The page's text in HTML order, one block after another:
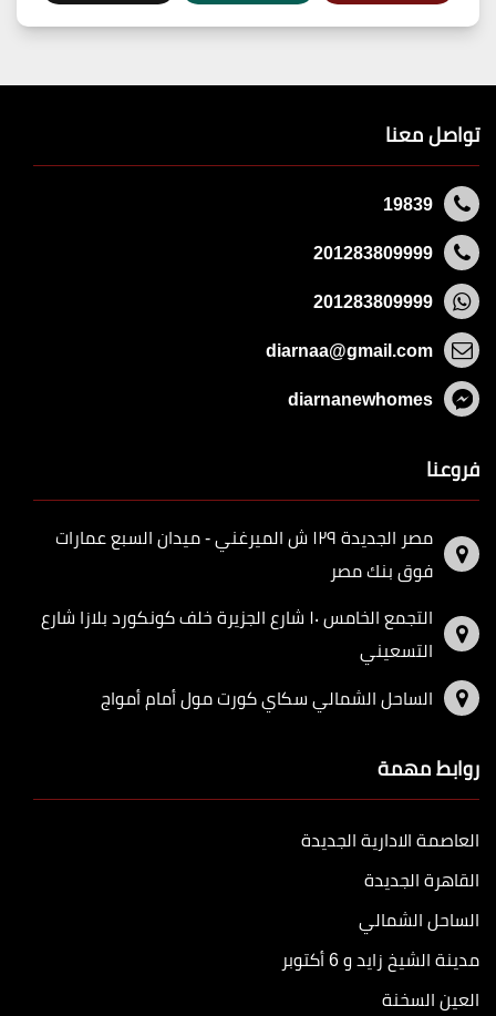
تواصل معنا
19839
201283809999
201283809999
diarnaa@gmail.com
diarnanewhomes
فروعنا
مصر الجديدة ١٢٩ ش الميرغني - ميدان السبع عمارات
فوق بنك مصر
التجمع الخامس ١٠ شارع الجزيرة خلف كونكورد بلازا شارع
التسعيني
الساحل الشمالي سكاي كورت مول أمام أمواج
روابط مهمة
العاصمة الادارية الجديدة
القاهرة الجديدة
الساحل الشمالي
مدينة الشيخ زايد و 6 أكتوبر
العين السخنة